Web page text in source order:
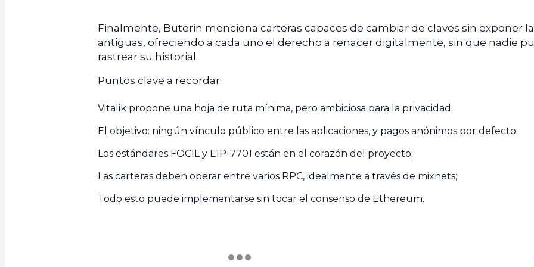
Finalmente, Buterin menciona carteras capaces de cambiar de claves sin exponer
antiguas, ofreciendo a cada uno el derecho a renacer digitalmente, sin que nadie
rastrear su historial.
Puntos clave a recordar:
Vitalik propone una hoja de ruta mínima, pero ambiciosa para la privacidad;
El objetivo: ningún vínculo público entre las aplicaciones, y pagos anónimos por defecto;
Los estándares FOCIL y EIP-7701 están en el corazón del proyecto;
Las carteras deben operar entre varios RPC, idealmente a través de mixnets;
Todo esto puede implementarse sin tocar el consenso de Ethereum.